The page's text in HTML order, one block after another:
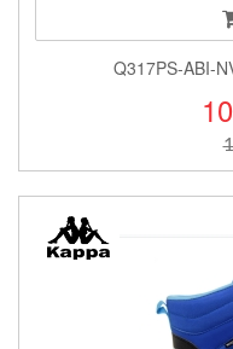
Q317PS-ABI-